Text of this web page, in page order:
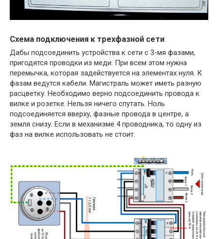
Схема подключения к трехфазной сети
Дабы подсоединить устройства к сети с 3-мя фазами,
пригодятся проводки из меди. При всем этом нужна
перемычка, которая задействуется на элементах нуля. К
фазам ведутся кабели. Магистраль может иметь разную
расцветку. Необходимо верно подсоединить провода к
вилке и розетке. Нельзя ничего спутать. Ноль
подсоединяется вверху, фазные провода в центре, а
земля снизу. Если в механизме 4 проводника, то одну из
фаз на вилке использовать не стоит.